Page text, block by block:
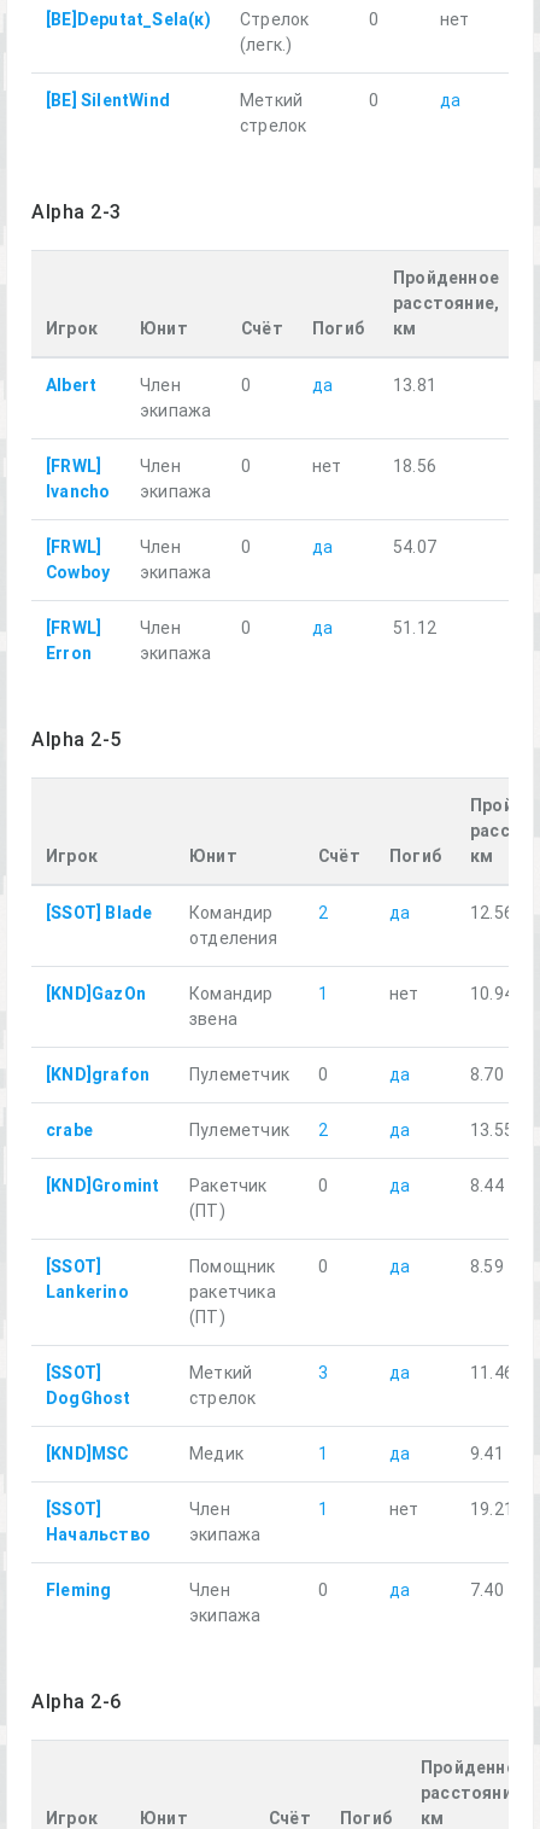
[BE]Deputat_Sela(к)
Стрелок
(легк.)
0 нет
[BE] SilentWind
Меткий
стрелок
0 да
Alpha 2-3
Игрок Юнит Счёт Погиб
Пройденное
расстояние,
км
Albert
Член
экипажа
0 да 13.81
[FRWL]
Ivancho
Член
экипажа
0 нет 18.56
[FRWL]
Cowboy
Член
экипажа
0 да 54.07
[FRWL]
Erron
Член
экипажа
0 да 51.12
Alpha 2-5
Игрок Юнит Счёт Погиб
км
[SSOT] Blade
Командир
отделения
2 да 12.56
[KND]GazOn
Командир
звена
1 нет 10.94
[KND]grafon Пулеметчик 0 да 8.70
crabe Пулеметчик 2 да 13.55
[KND]Gromint
Ракетчик
(ПТ)
0 да 8.44
[SSOT]
Lankerino
Помощник
ракетчика
(ПТ)
0 да 8.59
[SSOT]
DogGhost
Меткий
стрелок
3 да 11.46
[KND]MSC Медик 1 да 9.41
[SSOT]
Начальство
Член
экипажа
1 нет 19.21
Fleming
Член
экипажа
0 да 7.40
Alpha 2-6
Игрок Юнит Счёт Погиб
Пройденное
расстояние,
км